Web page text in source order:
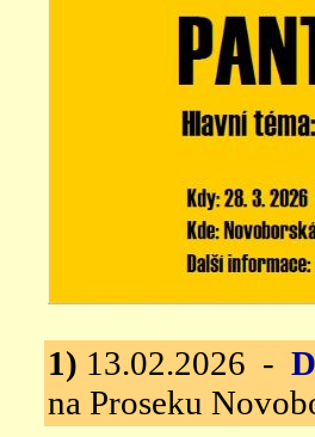
1) 13.02.2026 -
na Proseku